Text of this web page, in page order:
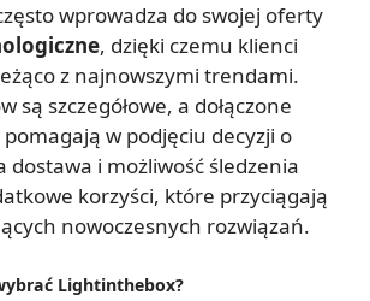
wprowadza do swojej oferty
, dzięki czemu klienci
z najnowszymi trendami.
są szczegółowe, a dołączone
w podjęciu decyzji o
dostawa i możliwość śledzenia
korzyści, które przyciągają
nowoczesnych rozwiązań.
Lightinthebox?